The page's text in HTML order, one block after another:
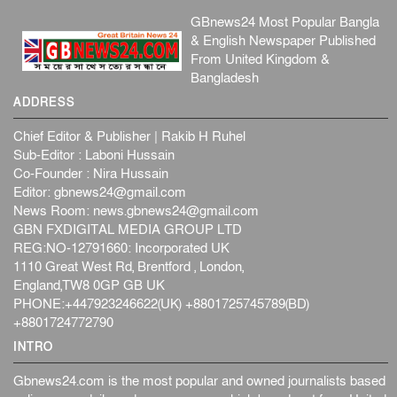
৫ আগস্ট, ২০২৬
বেনজীর আহমেদের সঙ্গে পরীমনির ঘনিষ্ঠ সম্পর্ক ছিল : নাসির
মাহম...
হরমুজ নিয়ে ইরান-মার্কিন চুক্তি হতে পারে আজ : মার্কিন অর্থমন...
আন্তর্জাতিক
পৃথিবীর দিকে আসছে বিধ্বংসী বস্তু, পারমাণবিক বোমা দিয়ে করা
হব...
আন্তর্জাতিক
কেনিয়ায় ১৫ হাতির রহস্যজনক মৃত্যু, সন্দেহের মুখে কীটনাশকের
ব্...
আন্তর্জাতিক
বিদেশি সংবাদমাধ্যমের জন্য নতুন বিধি-নিষেধ পাকিস্তানের
GBnews24 Most Popular Bangla
& English Newspaper Published
From United Kingdom &
Bangladesh
ADDRESS
Chief Editor & Publisher | Rakib H Ruhel
Sub-Editor : Laboni Hussain
Co-Founder : Nira Hussain
Editor: gbnews24@gmail.com
News Room: news.gbnews24@gmail.com
GBN FXDIGITAL MEDIA GROUP LTD
REG:NO-12791660: Incorporated UK
1110 Great West Rd, Brentford , London,
England,TW8 0GP GB UK
PHONE:+447923246622(UK) +8801725745789(BD)
+8801724772790
INTRO
Gbnews24.com is the most popular and owned journalists based